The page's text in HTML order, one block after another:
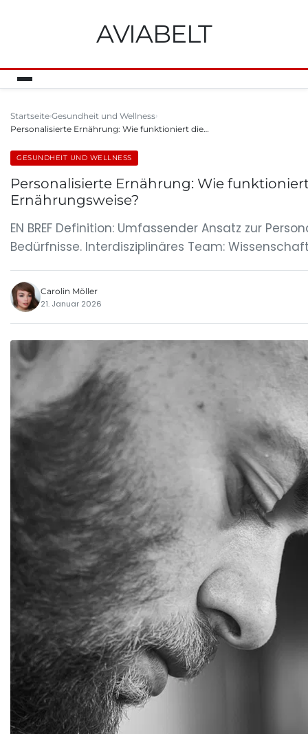
AVIABELT
Startseite Gesundheit und Wellness
Personalisierte Ernährung: Wie funktioniert die…
GESUNDHEIT UND WELLNESS
Personalisierte Ernährung: Wie
Ernährungsweise?
EN BREF Definition: Umfassender Ansatz zur
Bedürfnisse. Interdisziplinäres Team:
Carolin Möller
21. Januar 2026